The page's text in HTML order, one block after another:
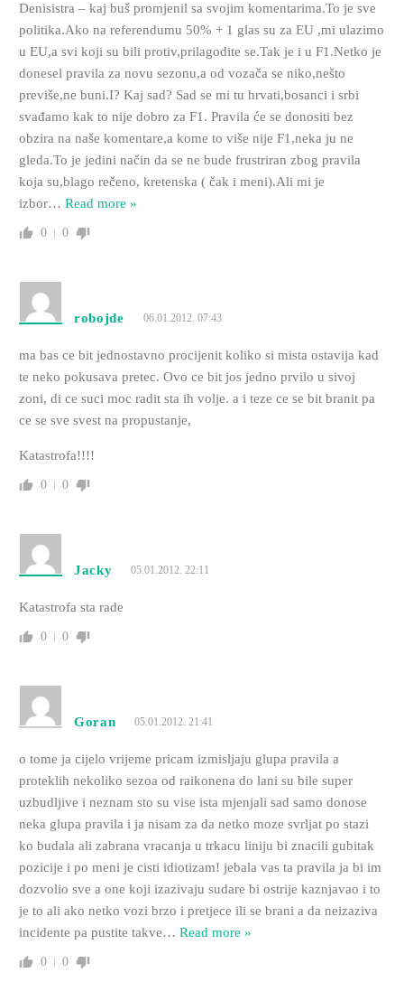
Denisistra – kaj buš promjenil sa svojim komentarima.To je sve
politika.Ako na referendumu 50% + 1 glas su za EU ,mi ulazimo
u EU,a svi koji su bili protiv,prilagodite se.Tak je i u F1.Netko je
donesel pravila za novu sezonu,a od vozača se niko,nešto
previše,ne buni.I? Kaj sad? Sad se mi tu hrvati,bosanci i srbi
svađamo kak to nije dobro za F1. Pravila će se donositi bez
obzira na naše komentare,a kome to više nije F1,neka ju ne
gleda.To je jedini način da se ne bude frustriran zbog pravila
koja su,blago rečeno, kretenska ( čak i meni).Ali mi je
izbor… Read more »
0 0
robojde 06.01.2012. 07:43
ma bas ce bit jednostavno procijenit koliko si mista ostavija kad
te neko pokusava pretec. Ovo ce bit jos jedno prvilo u sivoj
zoni, di ce suci moc radit sta ih volje. a i teze ce se bit branit pa
ce se sve svest na propustanje,
Katastrofa!!!!
0 0
Jacky 05.01.2012. 22:11
Katastrofa sta rade
0 0
Goran 05.01.2012. 21:41
o tome ja cijelo vrijeme pricam izmisljaju glupa pravila a
proteklih nekoliko sezoa od raikonena do lani su bile super
uzbudljive i neznam sto su vise ista mjenjali sad samo donose
neka glupa pravila i ja nisam za da netko moze svrljat po stazi
ko budala ali zabrana vracanja u trkacu liniju bi znacili gubitak
pozicije i po meni je cisti idiotizam! jebala vas ta pravila ja bi im
dozvolio sve a one koji izazivaju sudare bi ostrije kaznjavao i to
je to ali ako netko vozi brzo i pretjece ili se brani a da neizaziva
incidente pa pustite takve… Read more »
0 0